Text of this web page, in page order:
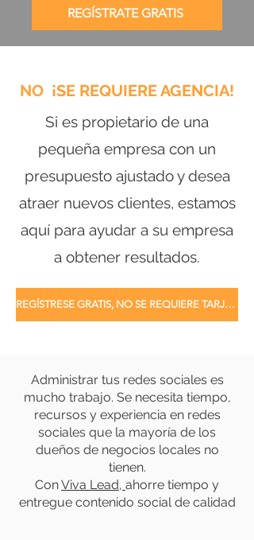
REGÍSTRATE GRATIS
NO ¡SE REQUIERE AGENCIA!
Si es propietario de una
pequeña empresa con un
presupuesto ajustado y desea
atraer nuevos clientes, estamos
aquí para ayudar a su empresa
a obtener resultados.
REGÍSTRESE GRATIS, NO SE REQUIERE TARJETA
Administrar tus redes sociales es
mucho trabajo. Se necesita tiempo,
recursos y experiencia en redes
sociales que la mayoría de los
dueños de negocios locales no
tienen.
ConViva Lead, ahorre tiempo y
entregue contenido social de calidad